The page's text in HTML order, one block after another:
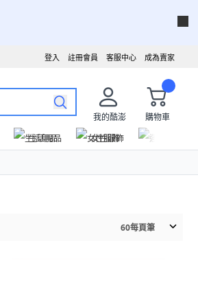
成為賣家
客服中心
註冊會員
登入
我的酷澎
購物車
生活用品 女性服飾
60每頁筆